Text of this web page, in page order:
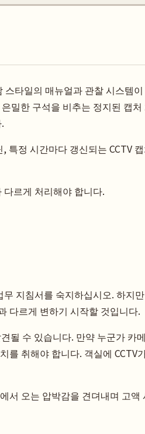
타일의 매뉴얼과 관찰 시스템
밀한 구석을 비추는 정지된 캡
정 시간마다 갱신되는 CCTV
르게 처리해야 합니다.
지침서를 숙지하십시오. 하지
다르게 변하기 시작할 것입니다.
될 수 있습니다. 만약 누군가 카
취해야 합니다. 객실에 CCTV
서 오는 압박감을 견뎌내며 고액